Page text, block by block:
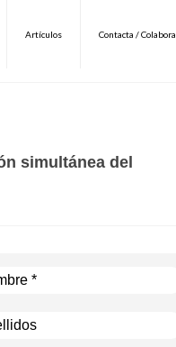
Artículos Contacta / Colabora
simultánea del